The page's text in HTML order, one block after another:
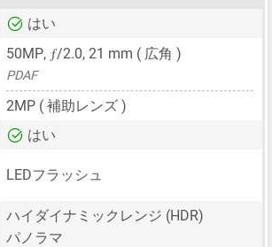
はい
50MP, ƒ/2.0, 21 mm ( 広角 )
PDAF
2MP ( 補助レンズ )
はい
LEDフラッシュ
ハイダイナミックレンジ (HDR)
パノラマ